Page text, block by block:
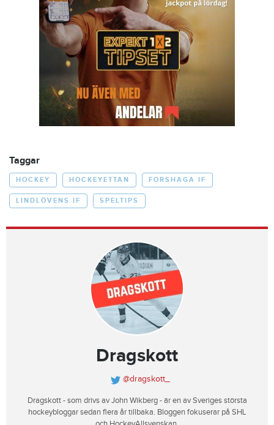
Taggar
HOCKEY HOCKEYETTAN FORSHAGA IF
LINDLÖVENS IF SPELTIPS
Dragskott
@dragskott_
Dragskott - som drivs av John Wikberg - är en av Sveriges största
hockeybloggar sedan flera år tillbaka. Bloggen fokuserar på SHL